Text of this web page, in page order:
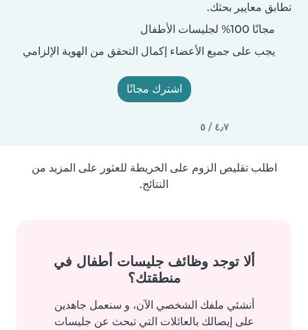
تطابق معايير بحثك.
مجانًا 100% لجليسات الأطفال
يجب على جميع الأعضاء إكمال التحقق من الهوية الإلزامي
اشترك مجانًا
٤٫٧ / ٥
اطلب تقليص الزوم على الخريطة للعثور على المزيد من
النتائج.
ألا توجد وظائف جليسات أطفال في
منطقتك؟
أنشئي ملفك الشخصي الآن، و سنعمل جاهدين
على إيصالك بالعائلات التي تبحث عن جليسات